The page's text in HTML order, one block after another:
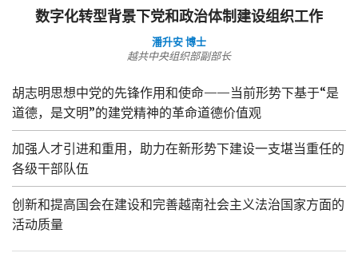
数字化转型背景下党和政治体制建设组织工作
潘升安 博士
越共中央组织部副部长
胡志明思想中党的先锋作用和使命——当前形势下基于“是
道德，是文明”的建党精神的革命道德价值观
加强人才引进和重用，助力在新形势下建设一支堪当重任的
各级干部队伍
创新和提高国会在建设和完善越南社会主义法治国家方面的
活动质量